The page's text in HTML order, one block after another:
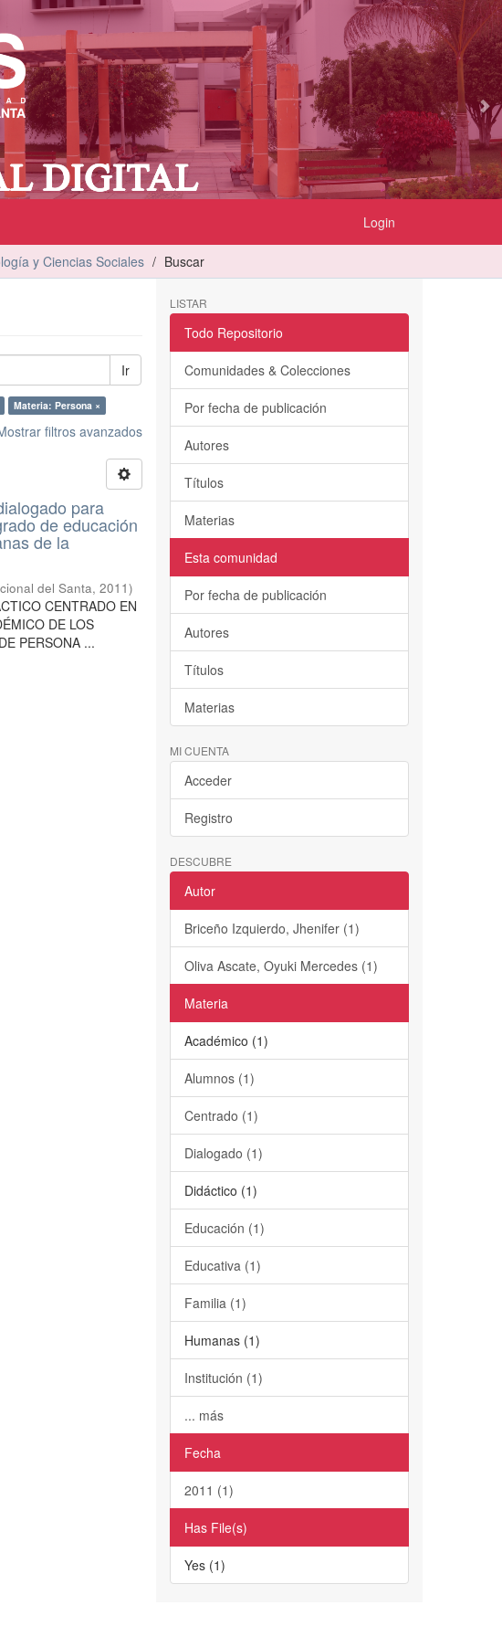
Login
y Ciencias Sociales Buscar
Ir
Materia: Persona ×
filtros avanzados
para
de educación
de la
del Santa,2011)
CENTRADO EN
DE LOS
PERSONA ...
LISTAR
Todo Repositorio
Comunidades & Colecciones
Por fecha de publicación
Autores
Títulos
Materias
Esta comunidad
Por fecha de publicación
Autores
Títulos
Materias
MI CUENTA
Acceder
Registro
DESCUBRE
Autor
Briceño Izquierdo, Jhenifer (1)
Oliva Ascate, Oyuki Mercedes (1)
Materia
Académico (1)
Alumnos (1)
Centrado (1)
Dialogado (1)
Didáctico (1)
Educación (1)
Educativa (1)
Familia (1)
Humanas (1)
Institución (1)
... más
Fecha
2011 (1)
Has File(s)
Yes (1)